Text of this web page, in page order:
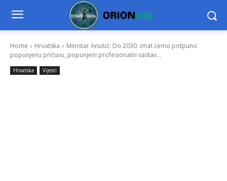
Home Hrvatska
Ministar Anušić: Do 2030. imat ćemo potpuno
popunjenu pričuvu, popunjeni profesionalni sastav...
Hrvatska Vijesti